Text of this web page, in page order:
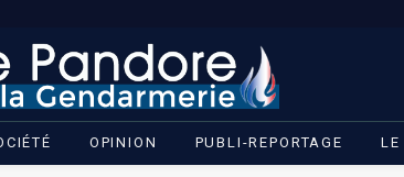
OPINION PUBLI-REPORTAGE LE